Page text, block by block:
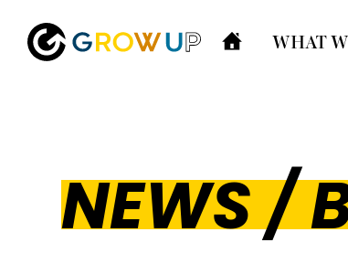
WHAT
NEWS /